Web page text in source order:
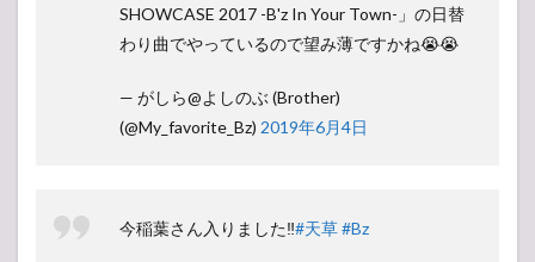
SHOWCASE 2017 -B'z In Your Town-」の日替
わり曲でやっているので望み薄ですかね😭😭
— がしら@よしのぶ (Brother)
(@My_favorite_Bz) 2019年6月4日
今稲葉さん入りました‼️#天草#Bz